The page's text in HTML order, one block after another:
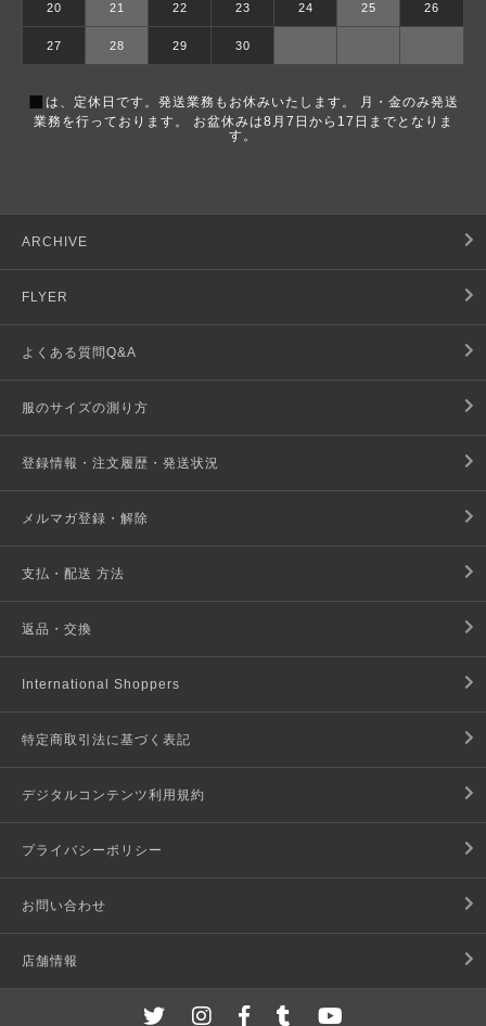
20 21 22 23 24 25 26
27 28 29 30
■ は、定休日です。発送業務もお休みいたします。 月・金のみ発送
業務を行っております。 お盆休みは8月7日から17日までとなりま
す。
ARCHIVE
FLYER
よくある質問Q&A
服のサイズの測り方
登録情報・注文履歴・発送状況
メルマガ登録・解除
支払・配送 方法
返品・交換
International Shoppers
特定商取引法に基づく表記
デジタルコンテンツ利用規約
プライバシーポリシー
お問い合わせ
店舗情報